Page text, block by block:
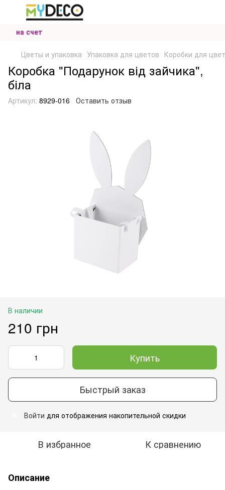
на счет
Цветы и упаковка Упаковка для цветов Коробки для
Коробка "Подарунок від зайчика",
біла
Артикул: 8929-016 Оставить отзыв
В наличии
210 грн
Купить
Быстрый заказ
Войти для отображения накопительной скидки
В избранное К сравнению
Описание